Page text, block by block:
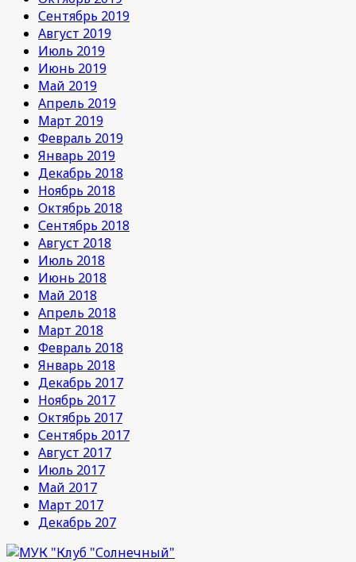
Сентябрь 2019
Август 2019
Июль 2019
Июнь 2019
Май 2019
Апрель 2019
Март 2019
Февраль 2019
Январь 2019
Декабрь 2018
Ноябрь 2018
Октябрь 2018
Сентябрь 2018
Август 2018
Июль 2018
Июнь 2018
Май 2018
Апрель 2018
Март 2018
Февраль 2018
Январь 2018
Декабрь 2017
Ноябрь 2017
Октябрь 2017
Сентябрь 2017
Август 2017
Июль 2017
Май 2017
Март 2017
Декабрь 207